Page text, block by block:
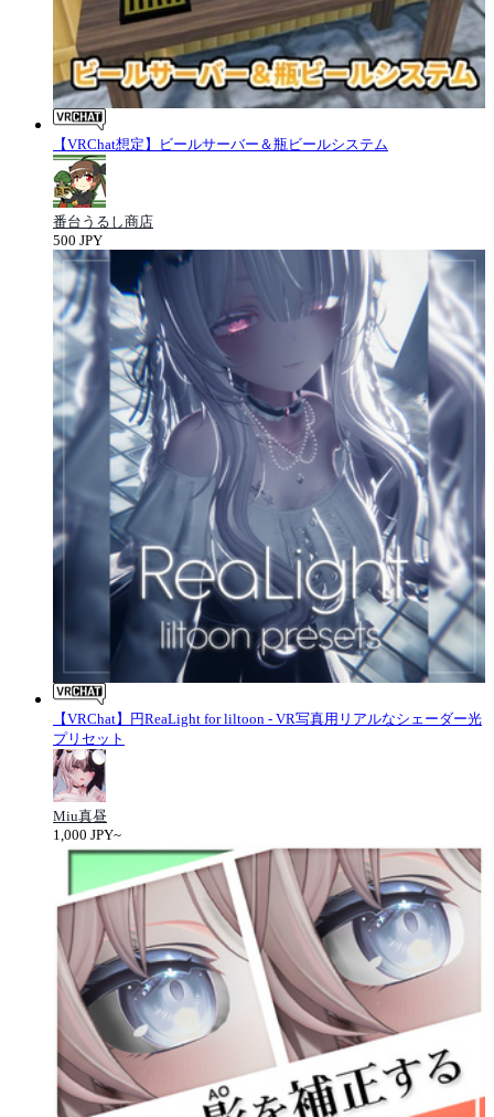
【VRChat想定】ビールサーバー＆瓶ビールシステム
番台うるし商店
500 JPY
【VRChat】円ReaLight for liltoon - VR写真用リアルなシェーダー光
プリセット
Miu真昼
1,000 JPY~